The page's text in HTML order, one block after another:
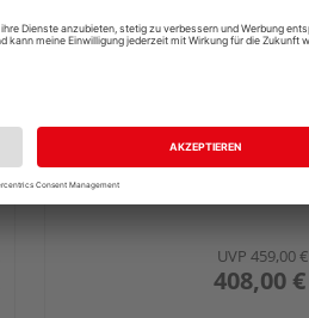
Biohort Wandpaneel für
Sichtschutz mit Acrylglas
180x135 silber- metallic
1800x1370x44mm
UVP 459,00 €
408,00 €